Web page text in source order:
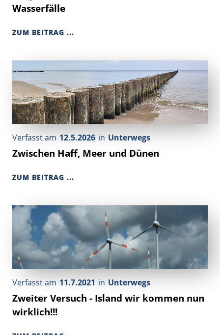
Wasserfälle
ZUM BEITRAG ...
Verfasst am 12.5.2026 in Unterwegs
Zwischen Haff, Meer und Dünen
ZUM BEITRAG ...
Verfasst am 11.7.2021 in Unterwegs
Zweiter Versuch - Island wir kommen nun
wirklich!!!